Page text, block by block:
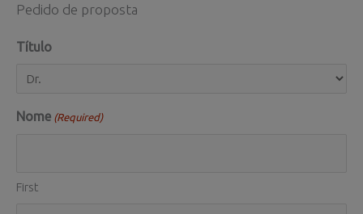
Pedido de proposta
Título
Nome (Required)
First